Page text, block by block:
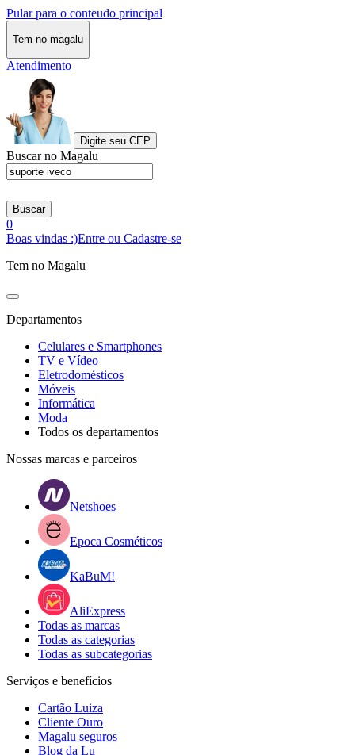
Pular para o conteudo principal
Tem no magalu
Atendimento
Digite seu CEP
Buscar no Magalu
Buscar
0
Boas vindas :)Entre ou Cadastre-se
Tem no Magalu
Departamentos
Celulares e Smartphones
TV e Vídeo
Eletrodomésticos
Móveis
Informática
Moda
Todos os departamentos
Nossas marcas e parceiros
Netshoes
Epoca Cosméticos
KaBuM!
AliExpress
Todas as marcas
Todas as categorias
Todas as subcategorias
Serviços e benefícios
Cartão Luiza
Cliente Ouro
Magalu seguros
Blog da Lu